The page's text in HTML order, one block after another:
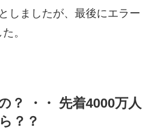
しましたが、最後にエラー
。
？ ・・ 先着4000万人
？？